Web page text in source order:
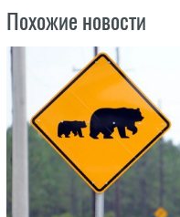
Похожие новости